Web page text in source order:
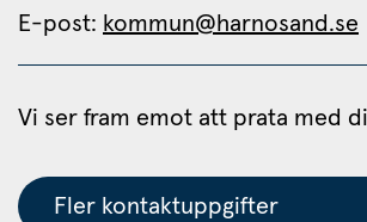
E-post: kommun@harnosand.se
Vi ser fram emot att prata med
Fler kontaktuppgifter